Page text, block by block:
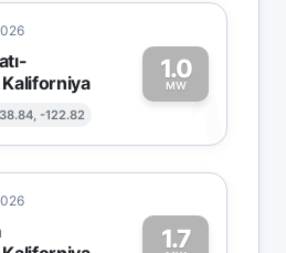
Kaliforniya
38.84, -122.82
1.0
MW1
1.7